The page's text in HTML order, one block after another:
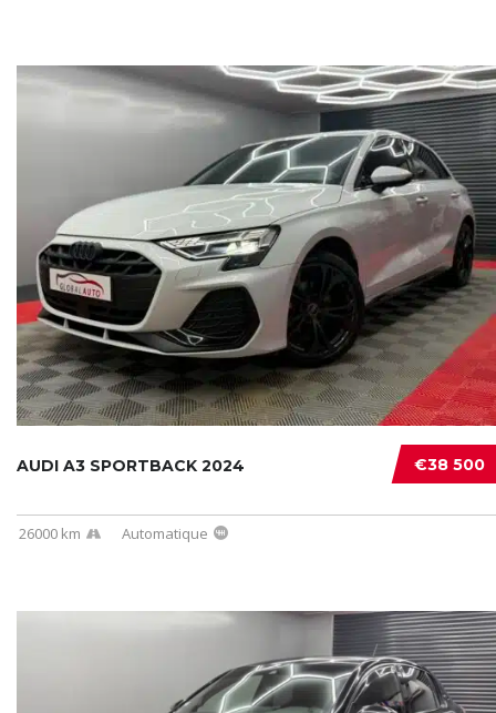
€38 500
AUDI A3 SPORTBACK 2024
26000 km Automatique